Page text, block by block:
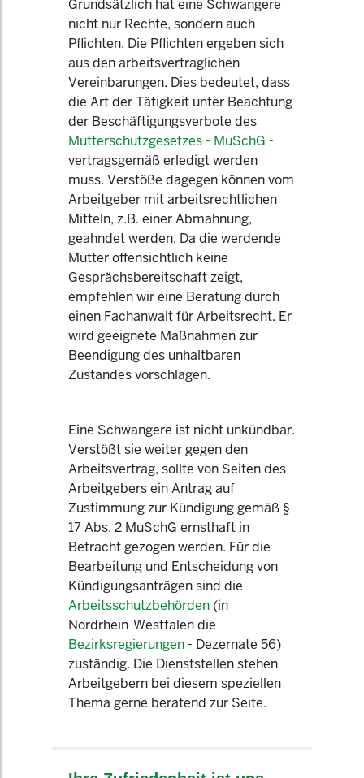
Grundsätzlich hat eine Schwangere
nicht nur Rechte, sondern auch
Pflichten. Die Pflichten ergeben sich
aus den arbeitsvertraglichen
Vereinbarungen. Dies bedeutet, dass
die Art der Tätigkeit unter Beachtung
der Beschäftigungsverbote des
Mutterschutzgesetzes - MuSchG -
vertragsgemäß erledigt werden
muss. Verstöße dagegen können vom
Arbeitgeber mit arbeitsrechtlichen
Mitteln, z.B. einer Abmahnung,
geahndet werden. Da die werdende
Mutter offensichtlich keine
Gesprächsbereitschaft zeigt,
empfehlen wir eine Beratung durch
einen Fachanwalt für Arbeitsrecht. Er
wird geeignete Maßnahmen zur
Beendigung des unhaltbaren
Zustandes vorschlagen.
Eine Schwangere ist nicht unkündbar.
Verstößt sie weiter gegen den
Arbeitsvertrag, sollte von Seiten des
Arbeitgebers ein Antrag auf
Zustimmung zur Kündigung gemäß §
17 Abs. 2 MuSchG ernsthaft in
Betracht gezogen werden. Für die
Bearbeitung und Entscheidung von
Kündigungsanträgen sind die
Arbeitsschutzbehörden (in
Nordrhein-Westfalen die
Bezirksregierungen - Dezernate 56)
zuständig. Die Dienststellen stehen
Arbeitgebern bei diesem speziellen
Thema gerne beratend zur Seite.